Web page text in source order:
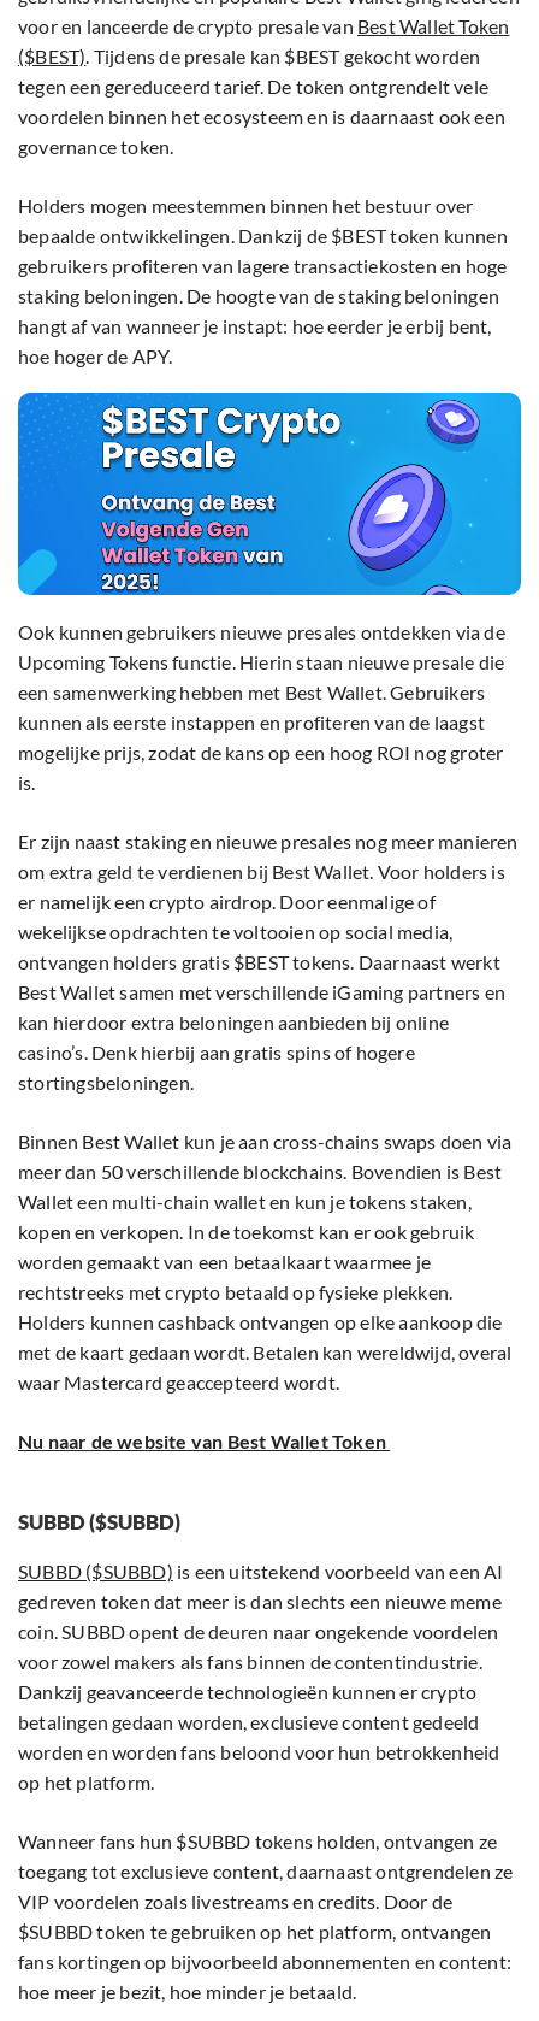
voor en lanceerde de crypto presale van Best Wallet Token
($BEST). Tijdens de presale kan $BEST gekocht worden
tegen een gereduceerd tarief. De token ontgrendelt vele
voordelen binnen het ecosysteem en is daarnaast ook een
governance token.
Holders mogen meestemmen binnen het bestuur over
bepaalde ontwikkelingen. Dankzij de $BEST token kunnen
gebruikers profiteren van lagere transactiekosten en hoge
staking beloningen. De hoogte van de staking beloningen
hangt af van wanneer je instapt: hoe eerder je erbij bent,
hoe hoger de APY.
Ook kunnen gebruikers nieuwe presales ontdekken via de
Upcoming Tokens functie. Hierin staan nieuwe presale die
een samenwerking hebben met Best Wallet. Gebruikers
kunnen als eerste instappen en profiteren van de laagst
mogelijke prijs, zodat de kans op een hoog ROI nog groter
is.
Er zijn naast staking en nieuwe presales nog meer manieren
om extra geld te verdienen bij Best Wallet. Voor holders is
er namelijk een crypto airdrop. Door eenmalige of
wekelijkse opdrachten te voltooien op social media,
ontvangen holders gratis $BEST tokens. Daarnaast werkt
Best Wallet samen met verschillende iGaming partners en
kan hierdoor extra beloningen aanbieden bij online
casino’s. Denk hierbij aan gratis spins of hogere
stortingsbeloningen.
Binnen Best Wallet kun je aan cross-chains swaps doen via
meer dan 50 verschillende blockchains. Bovendien is Best
Wallet een multi-chain wallet en kun je tokens staken,
kopen en verkopen. In de toekomst kan er ook gebruik
worden gemaakt van een betaalkaart waarmee je
rechtstreeks met crypto betaald op fysieke plekken.
Holders kunnen cashback ontvangen op elke aankoop die
met de kaart gedaan wordt. Betalen kan wereldwijd, overal
waar Mastercard geaccepteerd wordt.
Nu naar de website van Best Wallet Token
SUBBD ($SUBBD)
SUBBD ($SUBBD) is een uitstekend voorbeeld van een AI
gedreven token dat meer is dan slechts een nieuwe meme
coin. SUBBD opent de deuren naar ongekende voordelen
voor zowel makers als fans binnen de contentindustrie.
Dankzij geavanceerde technologieën kunnen er crypto
betalingen gedaan worden, exclusieve content gedeeld
worden en worden fans beloond voor hun betrokkenheid
op het platform.
Wanneer fans hun $SUBBD tokens holden, ontvangen ze
toegang tot exclusieve content, daarnaast ontgrendelen ze
VIP voordelen zoals livestreams en credits. Door de
$SUBBD token te gebruiken op het platform, ontvangen
fans kortingen op bijvoorbeeld abonnementen en content:
hoe meer je bezit, hoe minder je betaald.